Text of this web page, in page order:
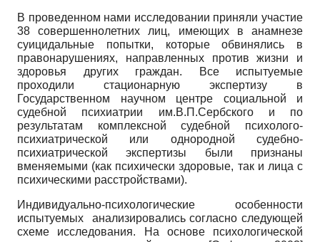
В проведенном нами исследовании приняли участие
38 совершеннолетних лиц, имеющих в анамнезе
суицидальные попытки, которые обвинялись в
правонарушениях, направленных против жизни и
здоровья других граждан. Все испытуемые
проходили стационарную экспертизу в
Государственном научном центре социальной и
судебной психиатрии им.В.П.Сербского и по
результатам комплексной судебной психолого-
психиатрической или однородной судебно-
психиатрической экспертизы были признаны
вменяемыми (как психически здоровые, так и лица с
психическими расстройствами).
Индивидуально-психологические особенности
испытуемых анализировались согласно следующей
схеме исследования. На основе психологической